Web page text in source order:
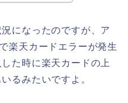
になったのですが、ア
楽天カードエラーが発生
た時に楽天カードの上
るみたいですよ。